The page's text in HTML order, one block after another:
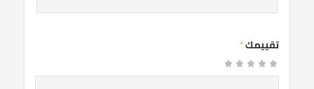
تقييمك*
1
23 من
4 من
5 من أصل 5